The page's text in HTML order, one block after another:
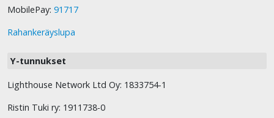
MobilePay: 91717
Rahankeräyslupa
Y-tunnukset
Lighthouse Network Ltd Oy: 1833754-1
Ristin Tuki ry: 1911738-0